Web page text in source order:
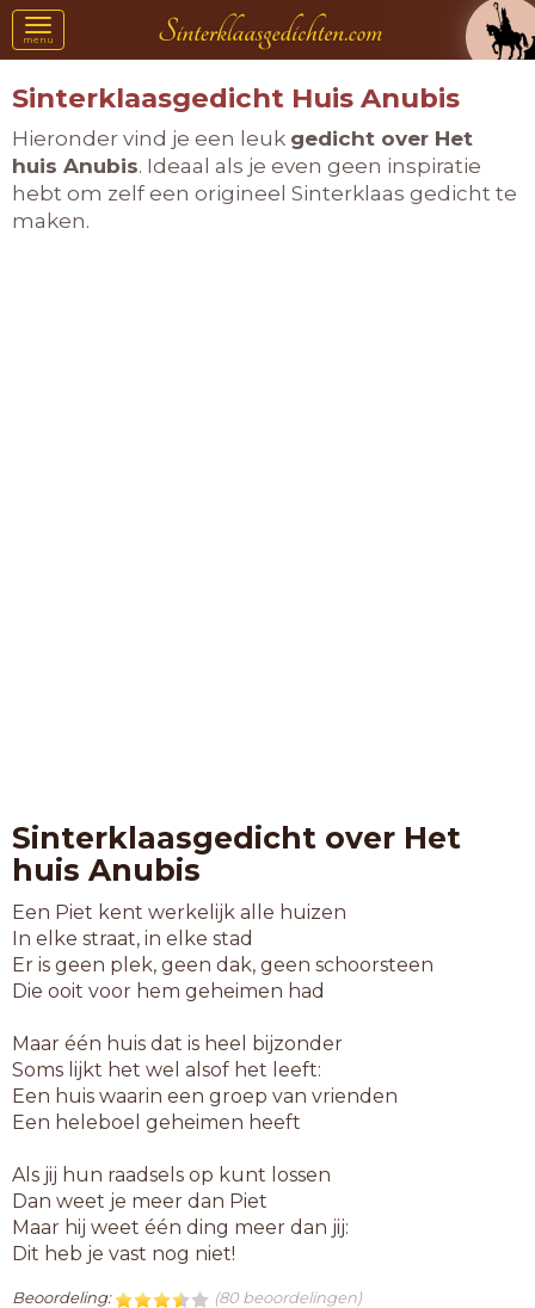
Toggle
navigation
menu
Sinterklaasgedicht Huis Anubis
Hieronder vind je een leuk gedicht over Het
huis Anubis. Ideaal als je even geen inspiratie
hebt om zelf een origineel Sinterklaas gedicht te
maken.
Sinterklaasgedicht over Het
huis Anubis
Een Piet kent werkelijk alle huizen
In elke straat, in elke stad
Er is geen plek, geen dak, geen schoorsteen
Die ooit voor hem geheimen had
Maar één huis dat is heel bijzonder
Soms lijkt het wel alsof het leeft:
Een huis waarin een groep van vrienden
Een heleboel geheimen heeft
Als jij hun raadsels op kunt lossen
Dan weet je meer dan Piet
Maar hij weet één ding meer dan jij:
Dit heb je vast nog niet!
Beoordeling: (80 beoordelingen)